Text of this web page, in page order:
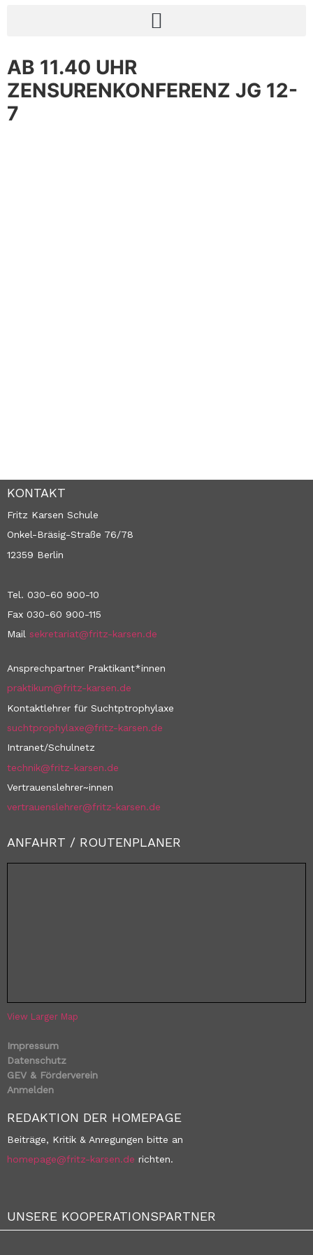
AB 11.40 UHR
ZENSURENKONFERENZ JG 12-
7
KONTAKT
Fritz Karsen Schule
Onkel-Bräsig-Straße 76/78
12359 Berlin
Tel. 030-60 900-10
Fax 030-60 900-115
Mail sekretariat@fritz-karsen.de
Ansprechpartner Praktikant*innen
praktikum@fritz-karsen.de
Kontaktlehrer für Suchtptrophylaxe
suchtprophylaxe@fritz-karsen.de
Intranet/Schulnetz
technik@fritz-karsen.de
Vertrauenslehrer~innen
vertrauenslehrer@fritz-karsen.de
ANFAHRT / ROUTENPLANER
View Larger Map
Impressum
Datenschutz
GEV & Förderverein
Anmelden
REDAKTION DER HOMEPAGE
Beiträge, Kritik & Anregungen bitte an
homepage@fritz-karsen.de richten.
UNSERE KOOPERATIONSPARTNER